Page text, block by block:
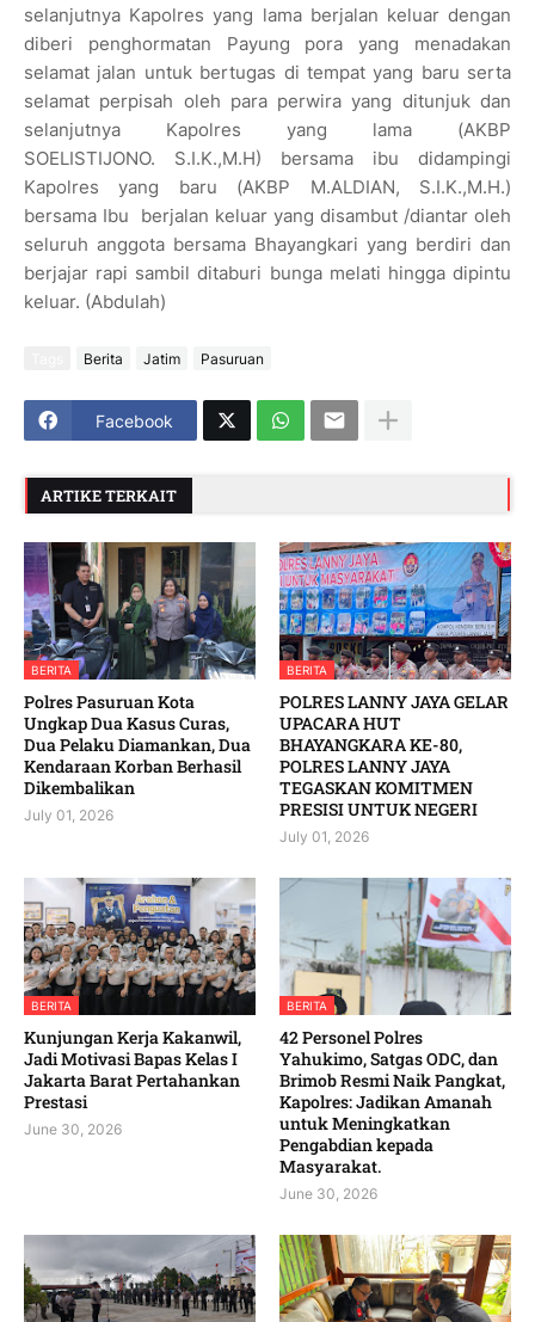
selanjutnya Kapolres yang lama berjalan keluar dengan
diberi penghormatan Payung pora yang menadakan
selamat jalan untuk bertugas di tempat yang baru serta
selamat perpisah oleh para perwira yang ditunjuk dan
selanjutnya Kapolres yang lama (AKBP
SOELISTIJONO. S.I.K.,M.H) bersama ibu didampingi
Kapolres yang baru (AKBP M.ALDIAN, S.I.K.,M.H.)
bersama Ibu berjalan keluar yang disambut /diantar oleh
seluruh anggota bersama Bhayangkari yang berdiri dan
berjajar rapi sambil ditaburi bunga melati hingga dipintu
keluar. (Abdulah)
Berita Jatim Pasuruan
Facebook
ARTIKE TERKAIT
BERITA
Polres Pasuruan Kota
Ungkap Dua Kasus Curas,
Dua Pelaku Diamankan, Dua
Kendaraan Korban Berhasil
Dikembalikan
July 01, 2026
BERITA
POLRES LANNY JAYA GELAR
UPACARA HUT
BHAYANGKARA KE-80,
POLRES LANNY JAYA
TEGASKAN KOMITMEN
PRESISI UNTUK NEGERI
July 01, 2026
BERITA
Kunjungan Kerja Kakanwil,
Jadi Motivasi Bapas Kelas I
Jakarta Barat Pertahankan
Prestasi
June 30, 2026
BERITA
42 Personel Polres
Yahukimo, Satgas ODC, dan
Brimob Resmi Naik Pangkat,
Kapolres: Jadikan Amanah
untuk Meningkatkan
Pengabdian kepada
Masyarakat. ‎
June 30, 2026